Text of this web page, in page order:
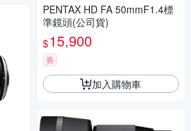
PENTAX HD FA 50mmF1.4標
準鏡頭(公司貨)
$15,900
券
加入購物車